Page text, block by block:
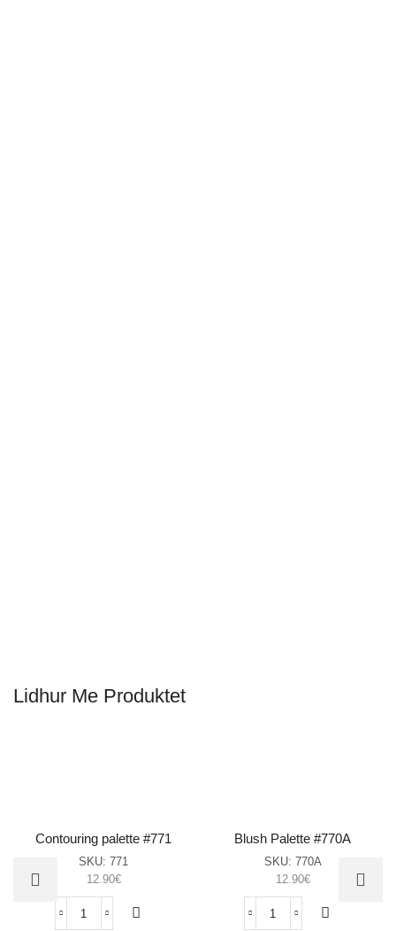
Lidhur Me Produktet
Contouring palette #771
SKU: 771
12.90€
Blush Palette #770A
SKU: 770A
12.90€